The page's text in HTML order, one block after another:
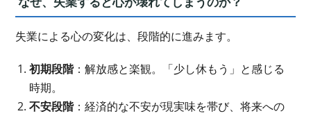
失業による心の変化は、段階的に進みます。
初期段階：解放感と楽観。「少し休もう」と感じる
時期。
不安段階：経済的な不安が現実味を帯び、将来への